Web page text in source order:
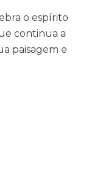
o espírito
continua a
paisagem e